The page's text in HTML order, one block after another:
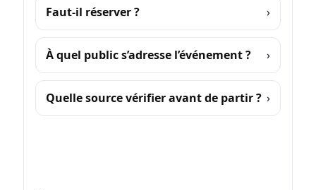
Faut-il réserver ?
À quel public s’adresse l’événement ?
Quelle source vérifier avant de partir ?